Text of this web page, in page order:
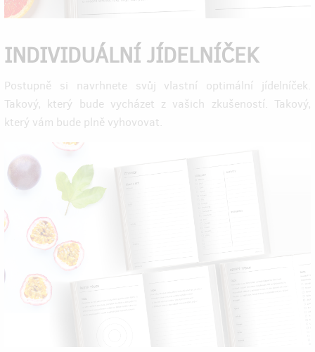
INDIVIDUÁLNÍ JÍDELNÍČEK
Postupně si navrhnete svůj vlastní optimální jídelníček.
Takový, který bude vycházet z vašich zkušeností. Takový,
který vám bude plně vyhovovat.